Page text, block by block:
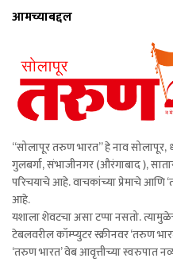
आमच्याबद्दल
“सोलापूर तरुण भारत” हे नाव सोलापूर,
गुलबर्गा, संभाजीनगर (औरंगाबाद ),
परिचयाचे आहे. वाचकांच्या प्रेमाचे
आहे.
यशाला शेवटचा असा टप्पा नसतो.
टेबलवरील कॉम्प्युटर स्क्रीनवर ‘तरुण
‘तरुण भारत’ वेब आवृत्तीच्या स्वरुपात